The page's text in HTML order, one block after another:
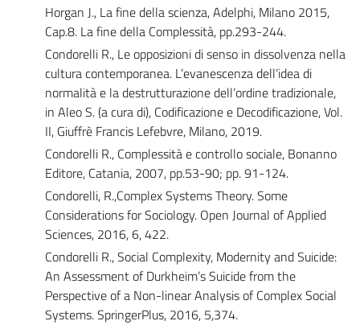
Horgan J., La fine della scienza, Adelphi, Milano 2015,
Cap.8. La fine della Complessità, pp.293-244.
Condorelli R., Le opposizioni di senso in dissolvenza nella
cultura contemporanea. L’evanescenza dell’idea di
normalità e la destrutturazione dell’ordine tradizionale,
in Aleo S. (a cura di), Codificazione e Decodificazione, Vol.
II, Giuffrè Francis Lefebvre, Milano, 2019.
Condorelli R., Complessità e controllo sociale, Bonanno
Editore, Catania, 2007, pp.53-90; pp. 91-124.
Condorelli, R.,Complex Systems Theory. Some
Considerations for Sociology. Open Journal of Applied
Sciences, 2016, 6, 422.
Condorelli R., Social Complexity, Modernity and Suicide:
An Assessment of Durkheim’s Suicide from the
Perspective of a Non-linear Analysis of Complex Social
Systems. SpringerPlus, 2016, 5,374.